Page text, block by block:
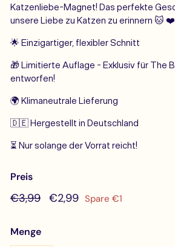
Katzenliebe-Magnet! Das perfekte
unsere Liebe zu Katzen zu erinnern 🐱 ❤️
🌟 Einzigartiger, flexibler Schnitt
🎁 Limitierte Auflage - Exklusiv für The
entworfen!
🌍 Klimaneutrale Lieferung
🇩🇪 Hergestellt in Deutschland
⏳ Nur solange der Vorrat reicht!
Preis
Normaler
€3,99€3,99
Sonderpreis
€2,99 €2,99
Spare €1
Menge